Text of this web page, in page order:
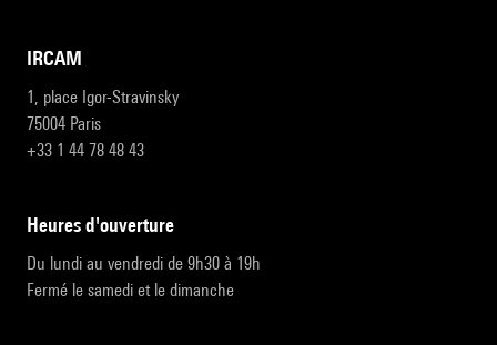
IRCAM
1, place Igor-Stravinsky
75004 Paris
+33 1 44 78 48 43
heures d'ouverture
Du lundi au vendredi de 9h30 à 19h
Fermé le samedi et le dimanche